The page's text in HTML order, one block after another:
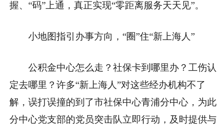
握、“码”上通，真正实现“零距离服务天天见”。
小地图指引办事方向，“圈”住“新上海人”
公积金中心怎么走？社保卡到哪里办？工伤认
定去哪里？许多“新上海人”对这些经办机构不了
解，误打误撞的到了市社保中心青浦分中心，为此
分中心党支部的党员突击队立即行动，及时提供与